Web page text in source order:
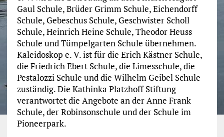
Gaul Schule, Brüder Grimm Schule, Eichendorff
Schule, Gebeschus Schule, Geschwister Scholl
Schule, Heinrich Heine Schule, Theodor Heuss
Schule und Tümpelgarten Schule übernehmen.
Kaleidoskop e. V. ist für die Erich Kästner Schule,
die Friedrich Ebert Schule, die Limesschule, die
Pestalozzi Schule und die Wilhelm Geibel Schule
zuständig. Die Kathinka Platzhoff Stiftung
verantwortet die Angebote an der Anne Frank
Schule, der Robinsonschule und der Schule im
Pioneerpark.